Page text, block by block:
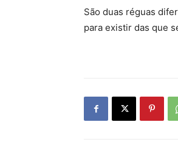
São duas réguas
para existir das que